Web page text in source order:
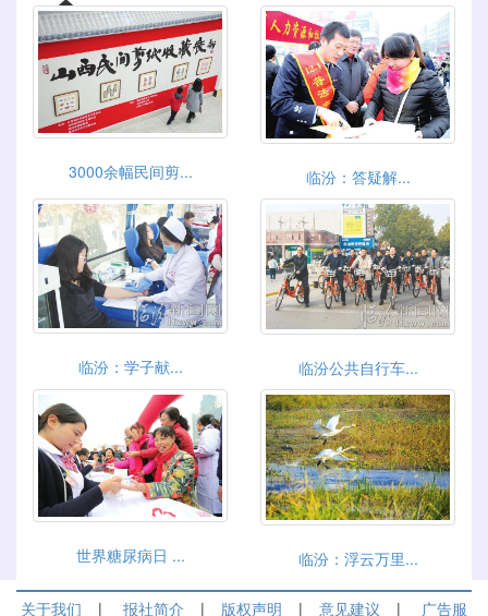
3000余幅民间剪... 临汾：答疑解...
临汾：学子献... 临汾公共自行车...
世界糖尿病日 ... 临汾：浮云万里...
关于我们 | 报社简介 | 版权声明 | 意见建议 | 广告服